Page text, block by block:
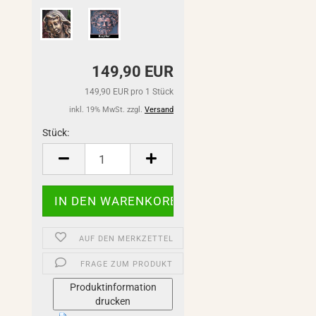
149,90 EUR
149,90 EUR pro 1 Stück
inkl. 19% MwSt. zzgl. Versand
Stück:
Stück
AUF DEN MERKZETTEL
FRAGE ZUM PRODUKT
Produktinformation
drucken